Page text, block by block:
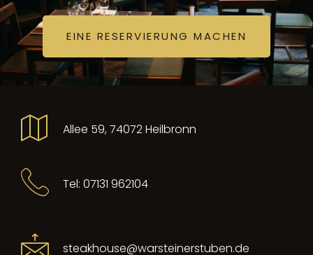
EINE RESERVIERUNG MACHEN
Allee 59, 74072 Heilbronn
Tel: 07131 962104
steakhouse@warsteinerstuben.de